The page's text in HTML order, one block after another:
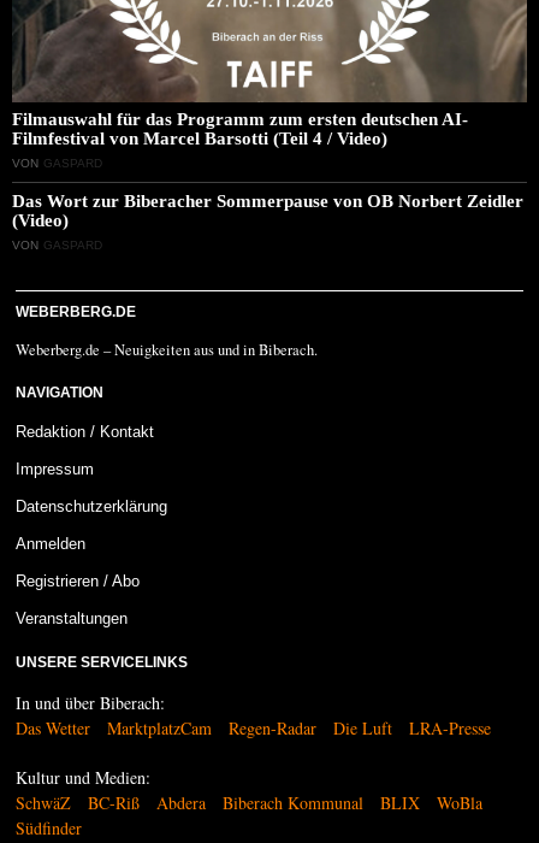
Filmauswahl für das Programm zum ersten deutschen AI-
Filmfestival von Marcel Barsotti (Teil 4 / Video)
VON GASPARD
Das Wort zur Biberacher Sommerpause von OB Norbert Zeidler
(Video)
VON GASPARD
WEBERBERG.DE
Weberberg.de – Neuigkeiten aus und in Biberach.
NAVIGATION
Redaktion / Kontakt
Impressum
Datenschutzerklärung
Anmelden
Registrieren / Abo
Veranstaltungen
UNSERE SERVICELINKS
In und über Biberach:
Das Wetter
MarktplatzCam Regen-Radar Die Luft LRA-Presse
Kultur und Medien:
SchwäZ
BC-Riß Abdera Biberach Kommunal BLIX
WoBla
Südfinder